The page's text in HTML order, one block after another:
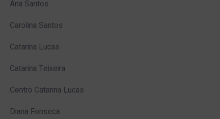
Ana Santos
Carolina Santos
Catarina Lucas
Catarina Teixeira
Centro Catarina Lucas
Diana Fonseca